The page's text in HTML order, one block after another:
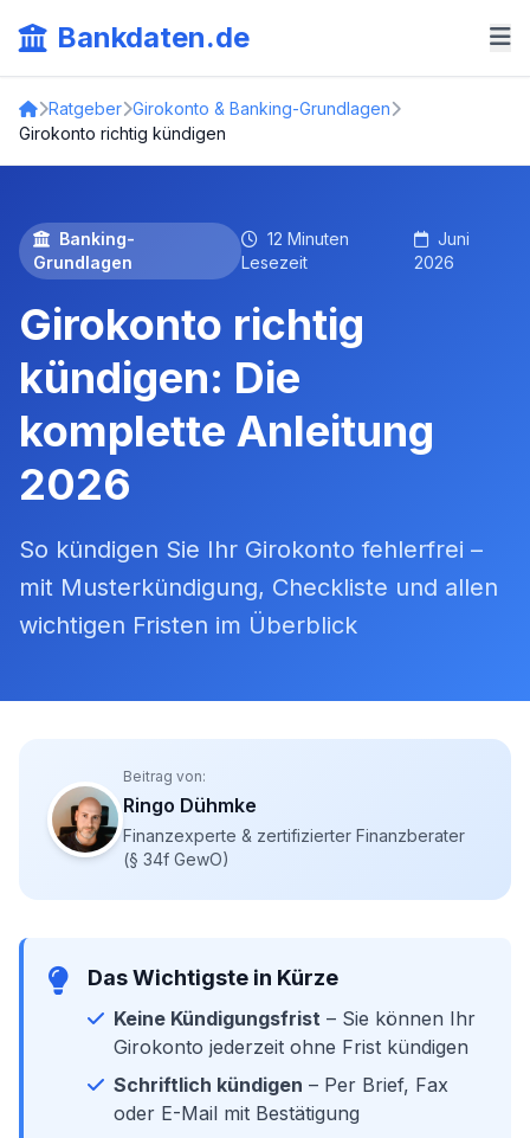
Bankdaten.de
Ratgeber Girokonto & Banking-Grundlagen
Girokonto richtig kündigen
Banking-
Grundlagen
12 Minuten
Lesezeit
Juni
2026
Girokonto richtig
kündigen: Die
komplette Anleitung
2026
So kündigen Sie Ihr Girokonto fehlerfrei –
mit Musterkündigung, Checkliste und allen
wichtigen Fristen im Überblick
Beitrag von:
Ringo Dühmke
Finanzexperte & zertifizierter Finanzberater
(§ 34f GewO)
Das Wichtigste in Kürze
Keine Kündigungsfrist – Sie können Ihr
Girokonto jederzeit ohne Frist kündigen
Schriftlich kündigen – Per Brief, Fax
oder E-Mail mit Bestätigung